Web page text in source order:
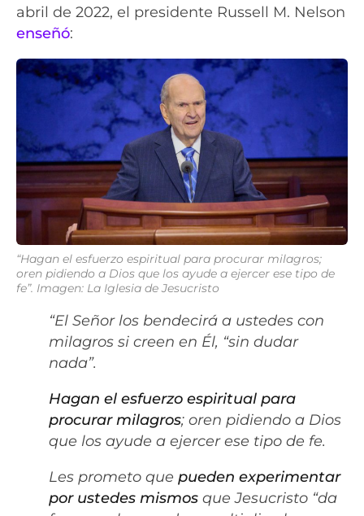
abril de 2022, el presidente Russell M. Nelson
enseñó:
“Hagan el esfuerzo espiritual para procurar milagros;
oren pidiendo a Dios que los ayude a ejercer ese tipo de
fe”. Imagen: La Iglesia de Jesucristo
“El Señor los bendecirá a ustedes con
milagros si creen en Él, “sin dudar
nada”.
Hagan el esfuerzo espiritual para
procurar milagros; oren pidiendo a Dios
que los ayude a ejercer ese tipo de fe.
Les prometo que pueden experimentar
por ustedes mismos que Jesucristo “da